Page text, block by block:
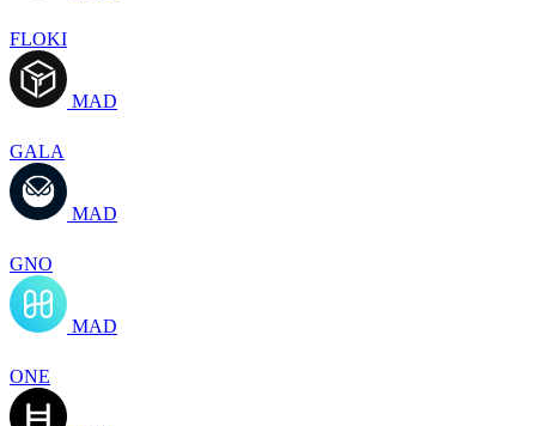
FLOKI
MAD
GALA
MAD
GNO
MAD
ONE